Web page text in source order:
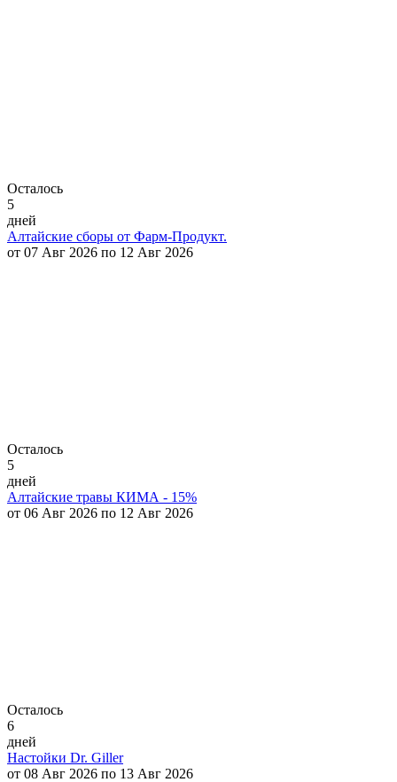
Осталось
5
дней
Алтайские сборы от Фарм-Продукт.
от 07 Авг 2026 по 12 Авг 2026
Осталось
5
дней
Алтайские травы КИМА - 15%
от 06 Авг 2026 по 12 Авг 2026
Осталось
6
дней
Настойки Dr. Giller
от 08 Авг 2026 по 13 Авг 2026